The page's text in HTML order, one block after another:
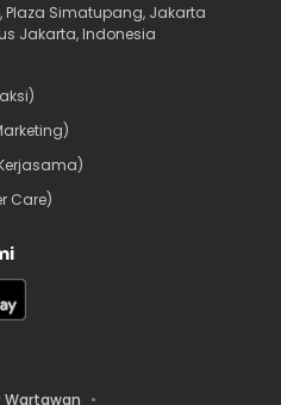
Plaza Simatupang, Jakarta
Jakarta, Indonesia
Care)
Wartawan